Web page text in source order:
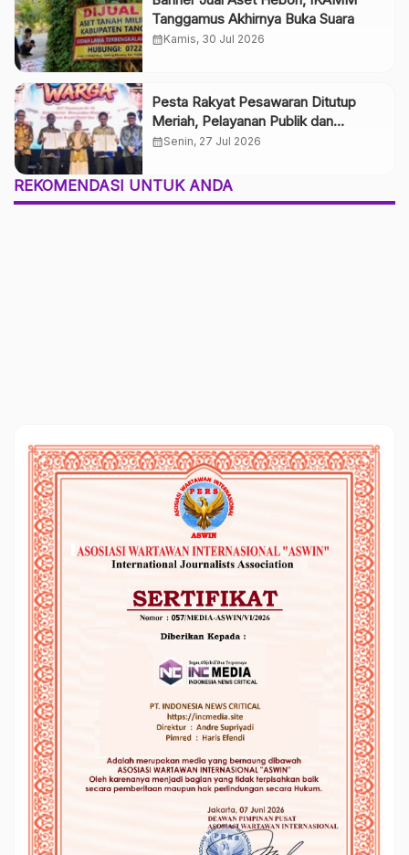
Tanggamus Akhirnya Buka Suara
calendar_monthKamis, 30 Jul 2026
Pesta Rakyat Pesawaran Ditutup
Meriah, Pelayanan Publik dan
Pengamanan Maksimal Sukseskan
calendar_monthSenin, 27 Jul 2026
REKOMENDASI UNTUK ANDA